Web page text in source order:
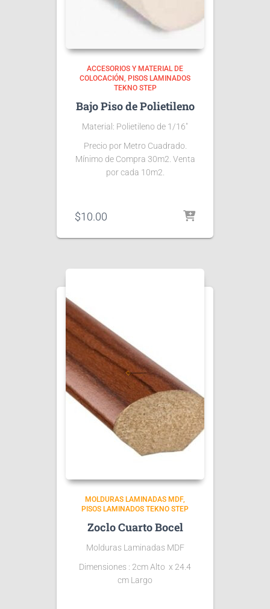
ACCESORIOS Y MATERIAL DE
COLOCACIÓN
PISOS LAMINADOS
TEKNO STEP
Bajo Piso de Polietileno
Material: Polietileno de 1/16″
Precio por Metro Cuadrado.
Mínimo de Compra 30m2. Venta
por cada 10m2.
$10.00
MOLDURAS LAMINADAS MDF
PISOS LAMINADOS TEKNO STEP
Zoclo Cuarto Bocel
Molduras Laminadas MDF
Dimensiones : 2cm Alto x 24.4
cm Largo